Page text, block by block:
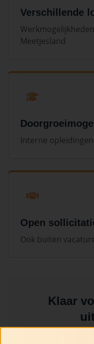
Verschillende
Meetjesland
Interne
Open
Ook buiten
Klaar